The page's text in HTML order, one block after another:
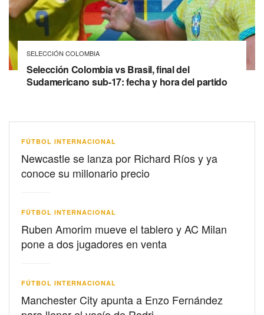
SELECCIÓN COLOMBIA
Selección Colombia vs Brasil, final del
Sudamericano sub-17: fecha y hora del partido
FÚTBOL INTERNACIONAL
Newcastle se lanza por Richard Ríos y ya
conoce su millonario precio
FÚTBOL INTERNACIONAL
Ruben Amorim mueve el tablero y AC Milan
pone a dos jugadores en venta
FÚTBOL INTERNACIONAL
Manchester City apunta a Enzo Fernández